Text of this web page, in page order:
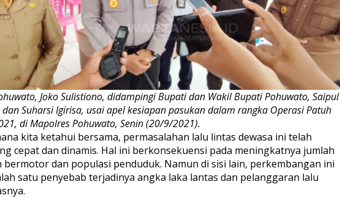
Joko Sulistiono, didampingi Bupati dan Wakil Bupati Pohuwato, Saipul
dan Suharsi Igirisa, usai apel kesiapan pasukan dalam rangka Operasi Patuh
di Mapolres Pohuwato, Senin (20/9/2021).
kita ketahui bersama, permasalahan lalu lintas dewasa ini telah
cepat dan dinamis. Hal ini berkonsekuensi pada meningkatnya jumlah
bermotor dan populasi penduduk. Namun di sisi lain, perkembangan ini
satu penyebab terjadinya angka laka lantas dan pelanggaran lalu